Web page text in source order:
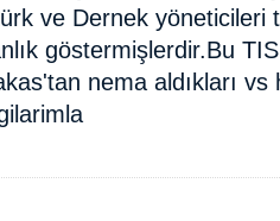
ve Dernek yöneticileri
göstermişlerdir.Bu
nema aldıkları vs